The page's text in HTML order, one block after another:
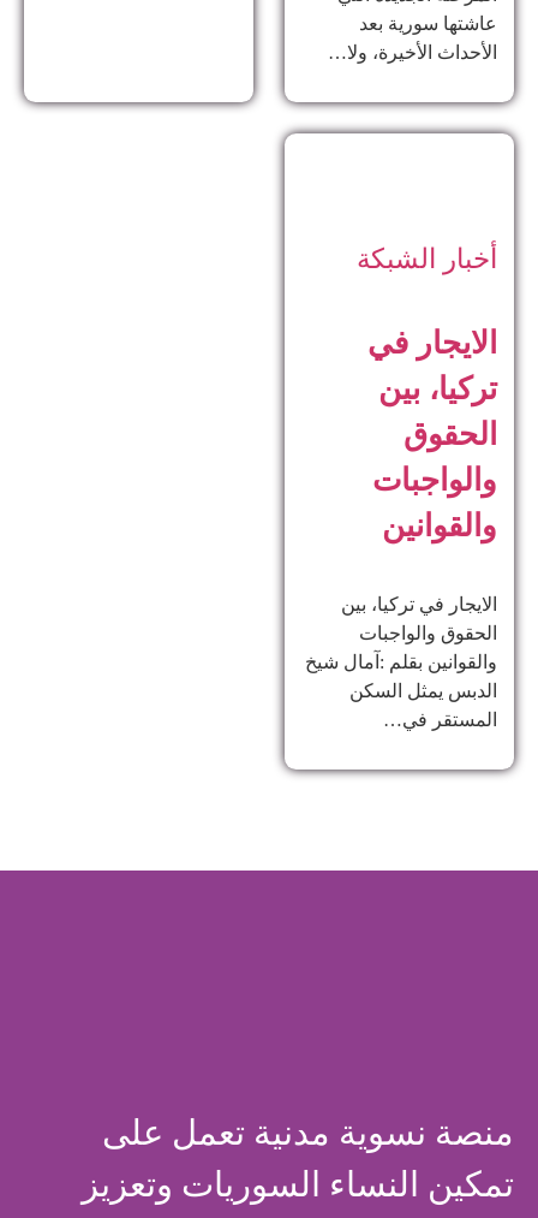
عاشتها سورية بعد
الأحداث الأخيرة، ولا…
أخبار الشبكة
الايجار في
تركيا، بين
الحقوق
والواجبات
والقوانين
الايجار في تركيا، بين
الحقوق والواجبات
والقوانين بقلم :آمال شيخ
الدبس يمثل السكن
المستقر في…
منصة نسوية مدنية تعمل على
تمكين النساء السوريات وتعزيز